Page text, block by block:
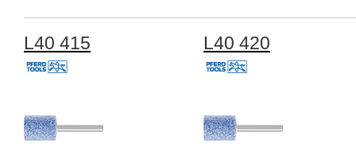
L40 415 L40 420